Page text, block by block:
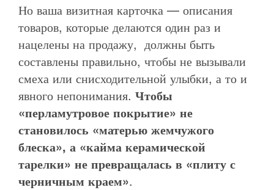
Но ваша визитная карточка — описания
товаров, которые делаются один раз и
нацелены на продажу, должны быть
составлены правильно, чтобы не вызывали
смеха или снисходительной улыбки, а то и
явного непонимания. Чтобы
«перламутровое покрытие» не
становилось «матерью жемчужого
блеска», а «кайма керамической
тарелки» не превращалась в «плиту с
черничным краем».